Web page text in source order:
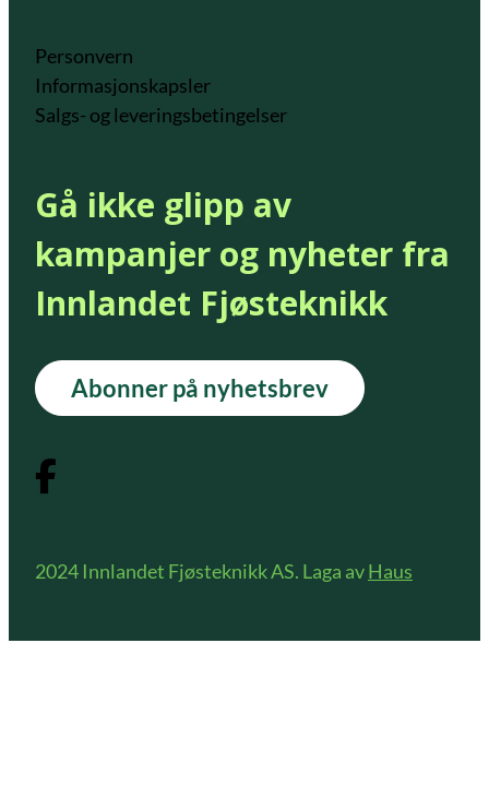
Personvern
Informasjonskapsler
Salgs- og leveringsbetingelser
Gå ikke glipp av
kampanjer og nyheter fra
Innlandet Fjøsteknikk
Abonner på nyhetsbrev
2024 Innlandet Fjøsteknikk AS. Laga avHaus